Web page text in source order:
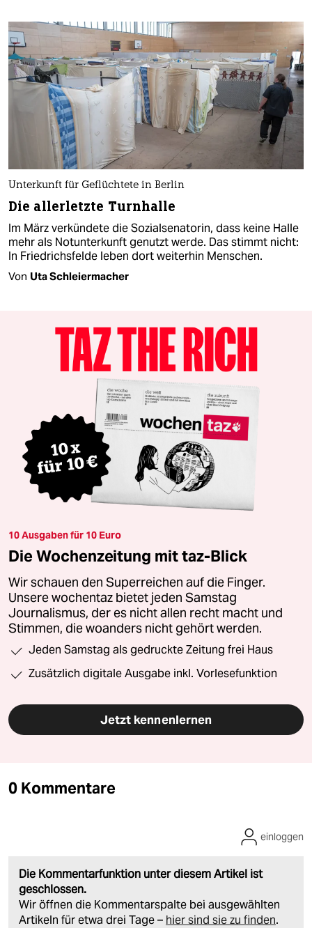
Unterkunft für Geflüchtete in Berlin
Die allerletzte Turnhalle
Im März verkündete die Sozialsenatorin, dass keine Halle
mehr als Notunterkunft genutzt werde. Das stimmt nicht:
In Friedrichsfelde leben dort weiterhin Menschen.
Von Uta Schleiermacher
10 Ausgaben für 10 Euro
Die Wochenzeitung mit taz-Blick
Wir schauen den Superreichen auf die Finger.
Unsere wochentaz bietet jeden Samstag
Journalismus, der es nicht allen recht macht und
Stimmen, die woanders nicht gehört werden.
Jeden Samstag als gedruckte Zeitung frei Haus
Zusätzlich digitale Ausgabe inkl. Vorlesefunktion
Jetzt kennenlernen
0 Kommentare
Die Kommentarfunktion unter diesem Artikel ist
geschlossen.
Wir öffnen die Kommentarspalte bei ausgewählten
Artikeln für etwa drei Tage – hier sind sie zu finden.
einloggen